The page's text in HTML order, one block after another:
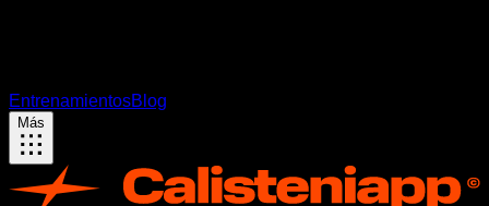
EntrenamientosBlog
Más